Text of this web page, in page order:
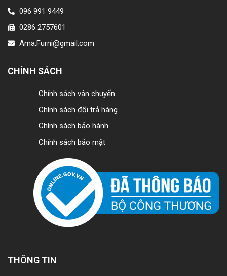
096 991 9449
0286 2757601
Ama.Furni@gmail.com
CHÍNH SÁCH
Chính sách vận chuyển
Chính sách đổi trả hàng
Chính sách bảo hành
Chính sách bảo mật
THÔNG TIN